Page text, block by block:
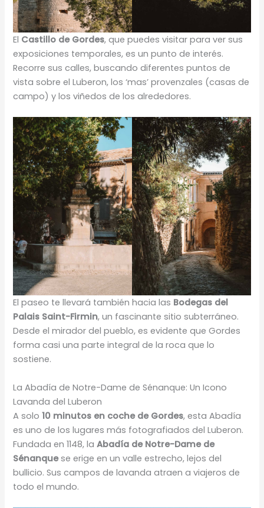
El Castillo de Gordes, que puedes visitar para ver sus
exposiciones temporales, es un punto de interés.
Recorre sus calles, buscando diferentes puntos de
vista sobre el Luberon, los ‘mas’ provenzales (casas de
campo) y los viñedos de los alrededores.
El paseo te llevará también hacia las Bodegas del
Palais Saint-Firmin, un fascinante sitio subterráneo.
Desde el mirador del pueblo, es evidente que Gordes
forma casi una parte integral de la roca que lo
sostiene.
La Abadía de Notre-Dame de Sénanque: Un Icono
Lavanda del Luberon
A solo10 minutos en coche de Gordes, esta Abadía
es uno de los lugares más fotografiados del Luberon.
Fundada en 1148, laAbadía de Notre-Dame de
Sénanquese erige en un valle estrecho, lejos del
bullicio. Sus campos de lavanda atraen a viajeros de
todo el mundo.